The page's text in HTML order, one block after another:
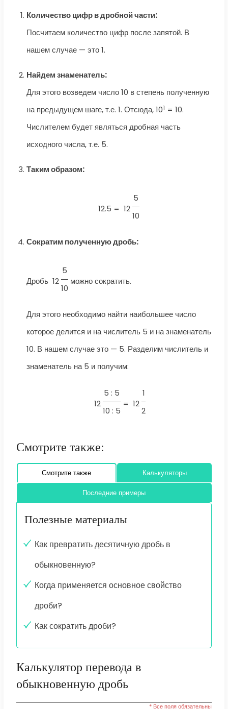
Количество цифр в дробной части:
Посчитаем количество цифр после запятой. В
нашем случае — это 1.
Найдем знаменатель:
Для этого возведем число 10 в степень полученную
на предыдущем шаге, т.е. 1. Отсюда, 101 = 10.
Числителем будет являться дробная часть
исходного числа, т.е. 5.
Таким образом:
12.5 = 12
5
10
Сократим полученную дробь:
Дробь 12
5
10
можно сократить.
Для этого необходимо найти наибольшее число
которое делится и на числитель 5 и на знаменатель
10. В нашем случае это — 5. Разделим числитель и
знаменатель на 5 и получим:
12
5 : 5
10 : 5
= 12
1
2
Смотрите также:
Смотрите также Калькуляторы
Последние примеры
Полезные материалы
Как превратить десятичную дробь в
обыкновенную?
Когда применяется основное свойство
дроби?
Как сократить дроби?
Калькулятор перевода в
обыкновенную дробь
* Все поля обязательны